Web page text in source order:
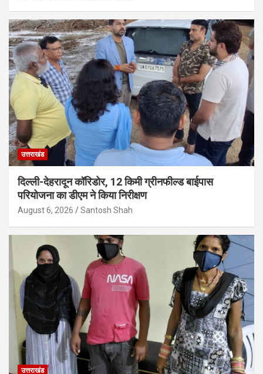
उत्तराखंड
दिल्ली-देहरादून कॉरिडोर, 12 किमी ग्रीनफील्ड बाईपास
परियोजना का डीएम ने किया निरीक्षण
August 6, 2026 Santosh Shah
उत्तराखंड